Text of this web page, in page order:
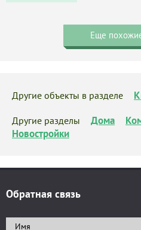
Еще
Другие объекты в разделе
Другие разделы Дома
Новостройки
Обратная связь